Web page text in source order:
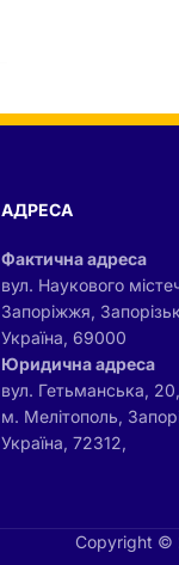
АДРЕСА
Фактична адреса
вул. Наукового
Запоріжжя,
Україна, 69000
Юридична адреса
вул. Гетьманська, 20,
м. Мелітополь,
Україна, 72312,
Copyright ©